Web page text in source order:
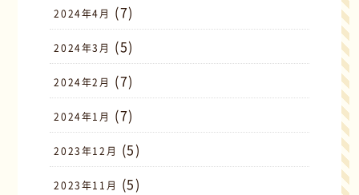
2024年4月 (7)
2024年3月 (5)
2024年2月 (7)
2024年1月 (7)
2023年12月 (5)
2023年11月 (5)